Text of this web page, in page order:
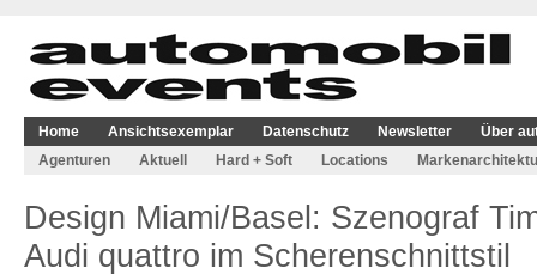
Home Ansichtsexemplar Datenschutz Newsletter
Über
Agenturen
Aktuell Hard + Soft Locations
Design Miami/Basel: Szenograf
Audi quattro im Scherenschnittstil